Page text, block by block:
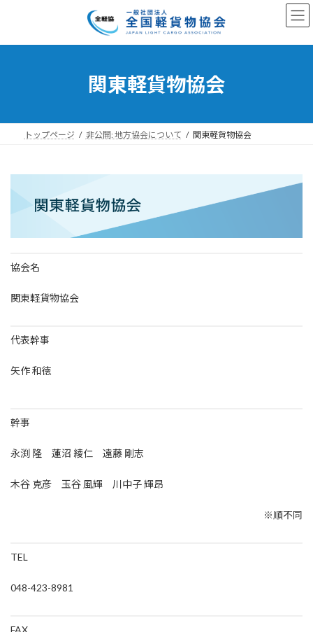
ン
ー
関東軽貨物協会
トップページ 非公開: 地方協会について 関東軽貨物協会
協会名
関東軽貨物協会
代表幹事
矢作 和徳
幹事
永渕 隆 蓮沼 綾仁 遠藤 剛志
木谷 克彦 玉谷 風輝 川中子 輝昂
※順不同
TEL
048-423-8981
FAX